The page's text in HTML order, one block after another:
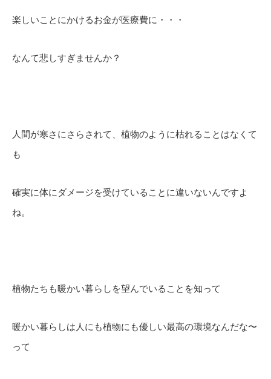
楽しいことにかけるお金が医療費に・・・
なんて悲しすぎませんか？
人間が寒さにさらされて、植物のように枯れることはなくて
も
確実に体にダメージを受けていることに違いないんですよ
ね。
植物たちも暖かい暮らしを望んでいることを知って
暖かい暮らしは人にも植物にも優しい最高の環境なんだな〜
って